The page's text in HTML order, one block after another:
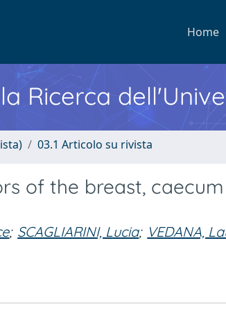
Home
Ricerca
03.1 Articolo su rivista
of the breast,
; SCAGLIARINI, Lucia; VEDANA,